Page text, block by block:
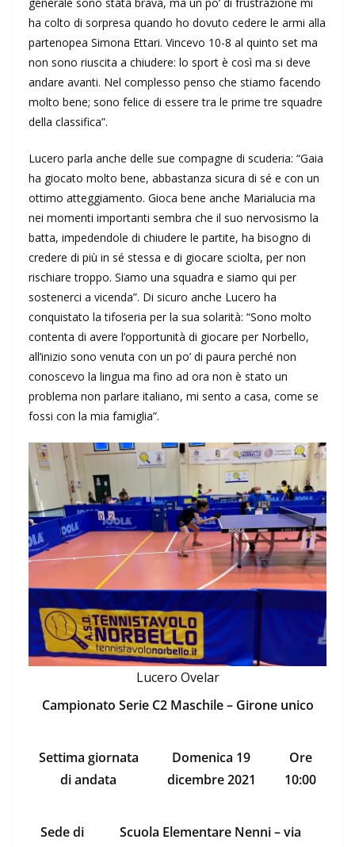
ha colto di sorpresa quando ho dovuto cedere le armi alla
partenopea Simona Ettari. Vincevo 10-8 al quinto set ma
non sono riuscita a chiudere: lo sport è così ma si deve
andare avanti. Nel complesso penso che stiamo facendo
molto bene; sono felice di essere tra le prime tre squadre
della classifica”.
Lucero parla anche delle sue compagne di scuderia: “Gaia
ha giocato molto bene, abbastanza sicura di sé e con un
ottimo atteggiamento. Gioca bene anche Marialucia ma
nei momenti importanti sembra che il suo nervosismo la
batta, impedendole di chiudere le partite, ha bisogno di
credere di più in sé stessa e di giocare sciolta, per non
rischiare troppo. Siamo una squadra e siamo qui per
sostenerci a vicenda”. Di sicuro anche Lucero ha
conquistato la tifoseria per la sua solarità: “Sono molto
contenta di avere l’opportunità di giocare per Norbello,
all’inizio sono venuta con un po’ di paura perché non
conoscevo la lingua ma fino ad ora non è stato un
problema non parlare italiano, mi sento a casa, come se
fossi con la mia famiglia”.
Lucero Ovelar
Campionato Serie C2 Maschile – Girone unico
Settima giornata
di andata
Domenica 19
dicembre 2021
Ore
10:00
Sede di
Scuola Elementare Nenni – via